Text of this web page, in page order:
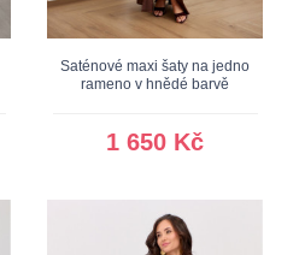
Saténové maxi šaty na jedno
rameno v hnědé barvě
1 650 Kč